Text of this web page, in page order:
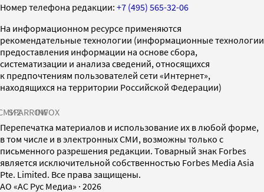
Номер телефона редакции: +7 (495) 565-32-06
На информационном ресурсе применяются
рекомендательные технологии (информационные технологии
предоставления информации на основе сбора,
систематизации и анализа сведений, относящихся
к предпочтениям пользователей сети «Интернет»,
находящихся на территории Российской Федерации)
SPARROWINFOX
Перепечатка материалов и использование их в любой форме,
в том числе и в электронных СМИ, возможны только с
письменного разрешения редакции. Товарный знак Forbes
является исключительной собственностью Forbes Media Asia
Pte. Limited. Все права защищены.
AO «АС Рус Медиа» · 2026